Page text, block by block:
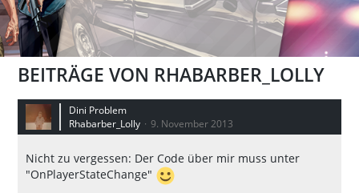
BEITRÄGE VON RHABARBER_LOLLY
Dini Problem
Rhabarber_Lolly
9. November 2013
Nicht zu vergessen: Der Code über mir muss unter
"OnPlayerStateChange"